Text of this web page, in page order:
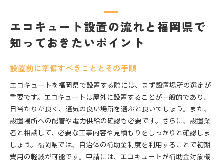
エコキュート設置の流れと福岡県で
知っておきたいポイント
設置前に準備すべきこととその手順
エコキュートを福岡県で設置する際には、まず設置場所の選定が
重要です。エコキュートは屋外に設置することが一般的であり、
日当たりが良く、通気の良い場所を選ぶと良いでしょう。また、
設置場所への配管や電力供給の確認も必要です。さらに、設置業
者と相談して、必要な工事内容や見積もりをしっかりと確認しま
しょう。福岡県では、自治体の補助金制度を利用することで初期
費用の軽減が可能です。申請には、エコキュートが補助金対象機